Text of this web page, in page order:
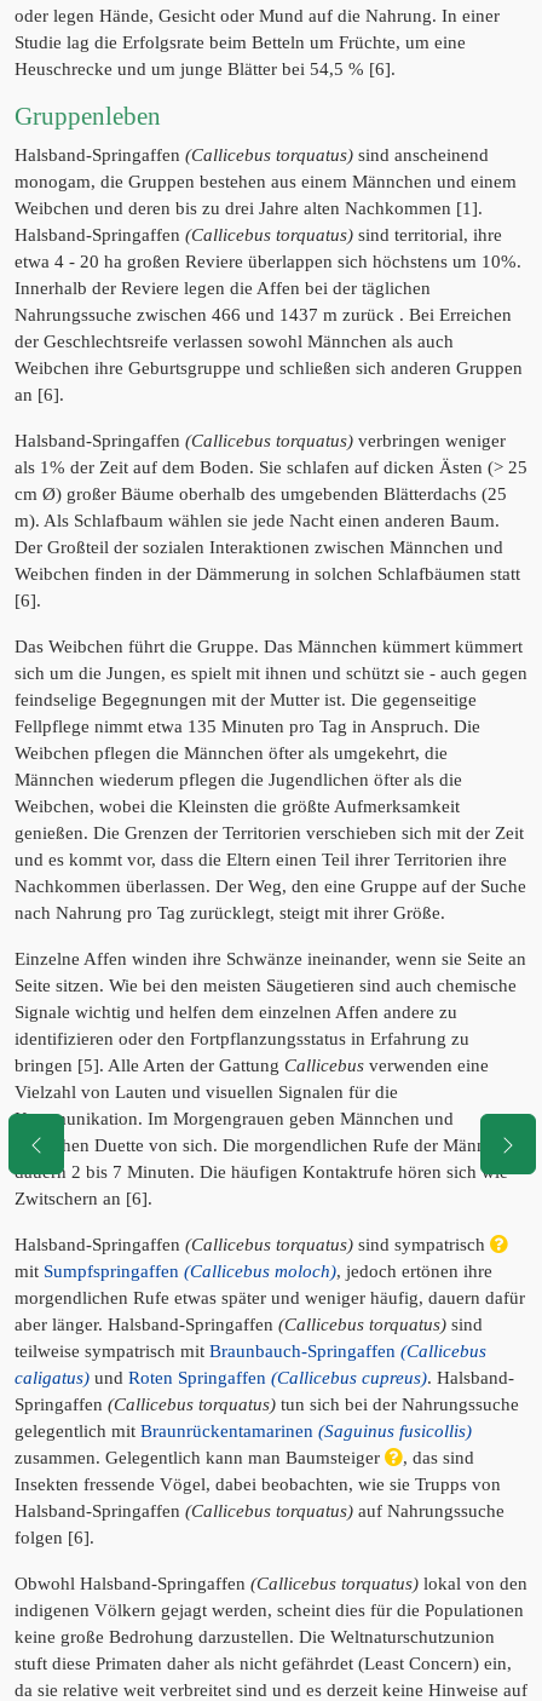
oder legen Hände, Gesicht oder Mund auf die Nahrung. In einer
Studie lag die Erfolgsrate beim Betteln um Früchte, um eine
Heuschrecke und um junge Blätter bei 54,5 % [6].
Gruppenleben
Halsband-Springaffen (Callicebus torquatus) sind anscheinend
monogam, die Gruppen bestehen aus einem Männchen und einem
Weibchen und deren bis zu drei Jahre alten Nachkommen [1].
Halsband-Springaffen (Callicebus torquatus) sind territorial, ihre
etwa 4 - 20 ha großen Reviere überlappen sich höchstens um 10%.
Innerhalb der Reviere legen die Affen bei der täglichen
Nahrungssuche zwischen 466 und 1437 m zurück . Bei Erreichen
der Geschlechtsreife verlassen sowohl Männchen als auch
Weibchen ihre Geburtsgruppe und schließen sich anderen Gruppen
an [6].
Halsband-Springaffen (Callicebus torquatus) verbringen weniger
als 1% der Zeit auf dem Boden. Sie schlafen auf dicken Ästen (> 25
cm Ø) großer Bäume oberhalb des umgebenden Blätterdachs (25
m). Als Schlafbaum wählen sie jede Nacht einen anderen Baum.
Der Großteil der sozialen Interaktionen zwischen Männchen und
Weibchen finden in der Dämmerung in solchen Schlafbäumen statt
[6].
Das Weibchen führt die Gruppe. Das Männchen kümmert kümmert
sich um die Jungen, es spielt mit ihnen und schützt sie - auch gegen
feindselige Begegnungen mit der Mutter ist. Die gegenseitige
Fellpflege nimmt etwa 135 Minuten pro Tag in Anspruch. Die
Weibchen pflegen die Männchen öfter als umgekehrt, die
Männchen wiederum pflegen die Jugendlichen öfter als die
Weibchen, wobei die Kleinsten die größte Aufmerksamkeit
genießen. Die Grenzen der Territorien verschieben sich mit der Zeit
und es kommt vor, dass die Eltern einen Teil ihrer Territorien ihre
Nachkommen überlassen. Der Weg, den eine Gruppe auf der Suche
nach Nahrung pro Tag zurücklegt, steigt mit ihrer Größe.
Einzelne Affen winden ihre Schwänze ineinander, wenn sie Seite an
Seite sitzen. Wie bei den meisten Säugetieren sind auch chemische
Signale wichtig und helfen dem einzelnen Affen andere zu
identifizieren oder den Fortpflanzungsstatus in Erfahrung zu
bringen [5]. Alle Arten der Gattung Callicebus verwenden eine
Vielzahl von Lauten und visuellen Signalen für die
Kommunikation. Im Morgengrauen geben Männchen und
Weibchen Duette von sich. Die morgendlichen Rufe der Männchen
dauern 2 bis 7 Minuten. Die häufigen Kontaktrufe hören sich wie
Zwitschern an [6].
Halsband-Springaffen (Callicebus torquatus) sind sympatrisch
mit Sumpfspringaffen (Callicebus moloch), jedoch ertönen ihre
morgendlichen Rufe etwas später und weniger häufig, dauern dafür
aber länger. Halsband-Springaffen (Callicebus torquatus) sind
teilweise sympatrisch mit Braunbauch-Springaffen (Callicebus
caligatus) und Roten Springaffen (Callicebus cupreus). Halsband-
Springaffen (Callicebus torquatus) tun sich bei der Nahrungssuche
gelegentlich mit Braunrückentamarinen (Saguinus fusicollis)
zusammen. Gelegentlich kann man Baumsteiger
, das sind
Insekten fressende Vögel, dabei beobachten, wie sie Trupps von
Halsband-Springaffen (Callicebus torquatus) auf Nahrungssuche
folgen [6].
Obwohl Halsband-Springaffen (Callicebus torquatus) lokal von den
indigenen Völkern gejagt werden, scheint dies für die Populationen
keine große Bedrohung darzustellen. Die Weltnaturschutzunion
stuft diese Primaten daher als nicht gefährdet (Least Concern) ein,
da sie relative weit verbreitet sind und es derzeit keine Hinweise auf